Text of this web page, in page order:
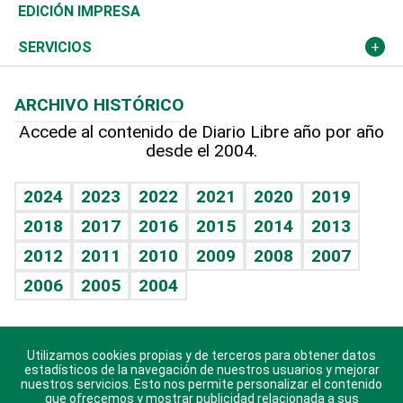
Caribe
Resto del mundo
Global y variable
Economía personal
Novedades
Podcast Arte Libre
Hablando con el pediatra
Vida y familia
Eñe
Celebrando la vida
Sin complejos
En pocas palabras
Escuchando al corazón
Olimpismo
Más deportes
Línea de hit
TBT Deportivo
Noticiero Poteleche
Columnistas
Más firmas
Martes de tecnología
Cambio climático
Deportes
Opinión
Hecho en casa
Guía del dinero
EDICIÓN IMPRESA
SERVICIOS
Cumpleaños
Horóscopos
Crucigramas
ARCHIVO HISTÓRICO
Accede al contenido de Diario Libre año por año
desde el 2004.
2024 2023 2022 2021 2020
2019
2018
2017 2016 2015 2014
2013
2012
2011 2010 2009 2008
2007
2006
2005 2004
Descarga nuestras aplicaciones para Android, iOS y
sistema Huawei.
Utilizamos cookies propias y de terceros para obtener datos
estadísticos de la navegación de nuestros usuarios y mejorar
nuestros servicios. Esto nos permite personalizar el contenido
que ofrecemos y mostrar publicidad relacionada a sus